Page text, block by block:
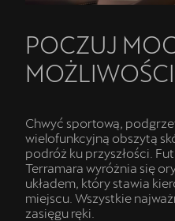
POCZUJ
MOŻLIWOŚCI
Chwyć sportową,
wielofunkcyjną obszytą
podróż ku przyszłości.
Terramara wyróżnia się
układem, który stawia
miejscu. Wszystkie
zasięgu ręki.